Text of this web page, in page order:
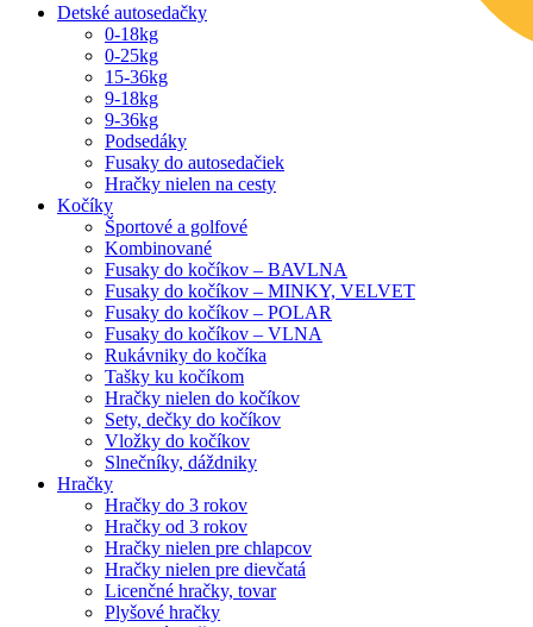
Detské autosedačky
0-18kg
0-25kg
15-36kg
9-18kg
9-36kg
Podsedáky
Fusaky do autosedačiek
Hračky nielen na cesty
Kočíky
Športové a golfové
Kombinované
Fusaky do kočíkov – BAVLNA
Fusaky do kočíkov – MINKY, VELVET
Fusaky do kočíkov – POLAR
Fusaky do kočíkov – VLNA
Rukávniky do kočíka
Tašky ku kočíkom
Hračky nielen do kočíkov
Sety, dečky do kočíkov
Vložky do kočíkov
Slnečníky, dáždniky
Hračky
Hračky do 3 rokov
Hračky od 3 rokov
Hračky nielen pre chlapcov
Hračky nielen pre dievčatá
Licenčné hračky, tovar
Plyšové hračky